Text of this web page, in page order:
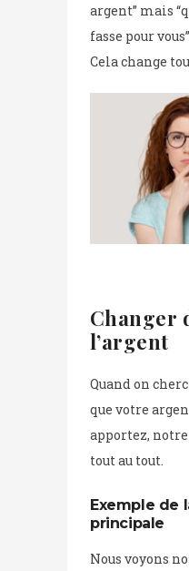
argent” mais
fasse pour
Cela change
Changer
l’argent
Quand on
que votre
apportez,
tout au tout.
Exemple de
principale
Nous voyons